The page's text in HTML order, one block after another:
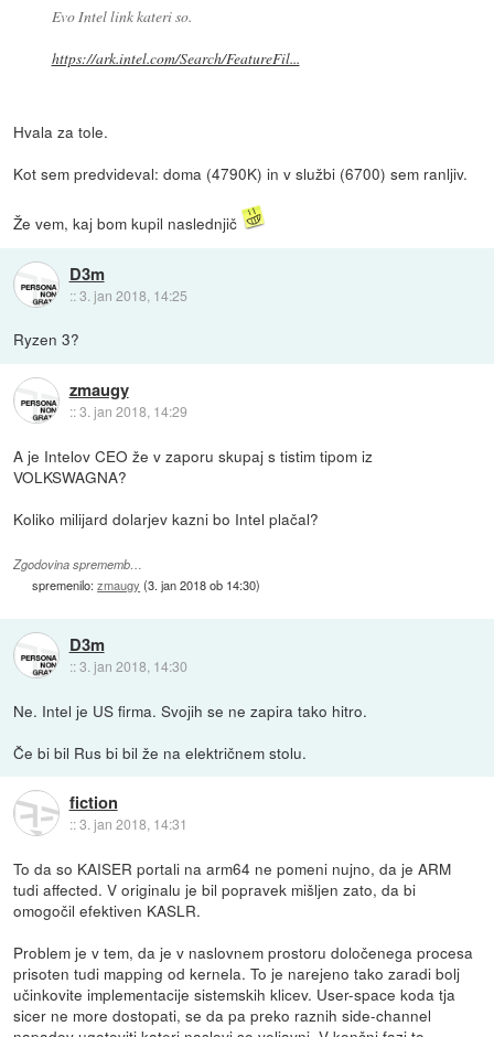
Evo Intel link kateri so.
https://ark.intel.com/Search/FeatureFil...
Hvala za tole.
Kot sem predvideval: doma (4790K) in v službi (6700) sem ranljiv.
Že vem, kaj bom kupil naslednjič
D3m
::3. jan 2018, 14:25
Ryzen 3?
zmaugy
::3. jan 2018, 14:29
A je Intelov CEO že v zaporu skupaj s tistim tipom iz
VOLKSWAGNA?
Koliko milijard dolarjev kazni bo Intel plačal?
Zgodovina sprememb…
spremenilo:zmaugy (3. jan 2018 ob 14:30)
D3m
::3. jan 2018, 14:30
Ne. Intel je US firma. Svojih se ne zapira tako hitro.
Če bi bil Rus bi bil že na električnem stolu.
fiction
::3. jan 2018, 14:31
To da so KAISER portali na arm64 ne pomeni nujno, da je ARM
tudi affected. V originalu je bil popravek mišljen zato, da bi
omogočil efektiven KASLR.
Problem je v tem, da je v naslovnem prostoru določenega procesa
prisoten tudi mapping od kernela. To je narejeno tako zaradi bolj
učinkovite implementacije sistemskih klicev. User-space koda tja
sicer ne more dostopati, se da pa preko raznih side-channel